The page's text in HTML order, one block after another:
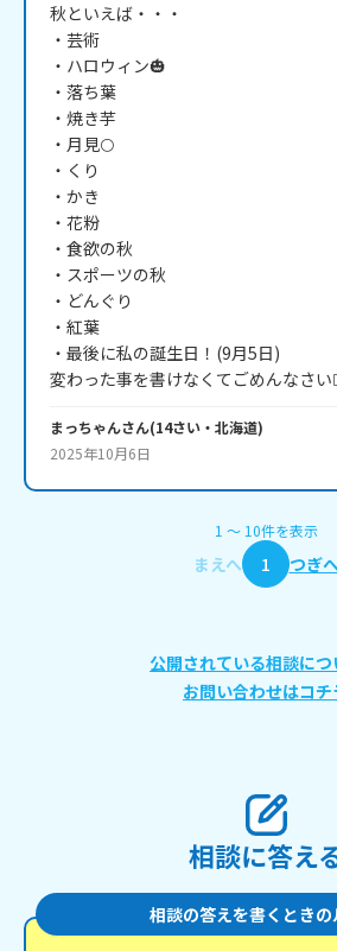
秋といえば・・・
・芸術
・ハロウィン🎃
・落ち葉
・焼き芋
・月見🌕
・くり
・かき
・花粉
・食欲の秋
・スポーツの秋
・どんぐり
・紅葉
・最後に私の誕生日！(9月5日)
まっちゃんさん(14さい・ 北海道)
2025年10月6日
1 〜 10件を表示
まえへ 1 つぎ
公開されている相談につ
お問い合わせはコチ
相談に答え
相談の答えを書くとき